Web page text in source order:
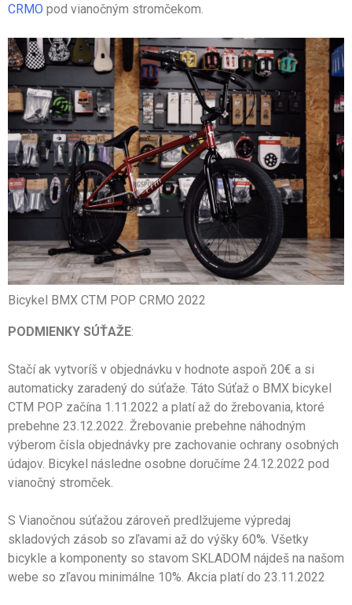
CRMO pod vianočným stromčekom.
Bicykel BMX CTM POP CRMO 2022
PODMIENKY SÚŤAŽE:
Stačí ak vytvoríš v objednávku v hodnote aspoň 20€ a si
automaticky zaradený do súťaže. Táto Súťaž o BMX bicykel
CTM POP začína 1.11.2022 a platí až do žrebovania, ktoré
prebehne 23.12.2022. Žrebovanie prebehne náhodným
výberom čísla objednávky pre zachovanie ochrany osobných
údajov. Bicykel následne osobne doručíme 24.12.2022 pod
vianočný stromček.
S Vianočnou súťažou zároveň predlžujeme výpredaj
skladových zásob so zľavami až do výšky 60%. Všetky
bicykle a komponenty so stavom SKLADOM nájdeš na našom
webe so zľavou minimálne 10%. Akcia platí do 23.11.2022